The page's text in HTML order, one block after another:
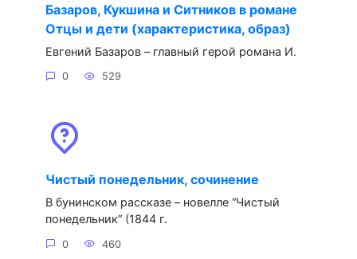
Базаров, Кукшина и Ситников в романе
Отцы и дети (характеристика, образ)
Евгений Базаров – главный герой романа И.
0 529
Чистый понедельник, сочинение
В бунинском рассказе – новелле “Чистый
понедельник” (1844 г.
0 460